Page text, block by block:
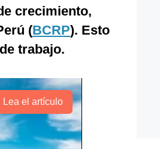
crecimiento,
(BCRP). Esto
trabajo.
Lea el artículo